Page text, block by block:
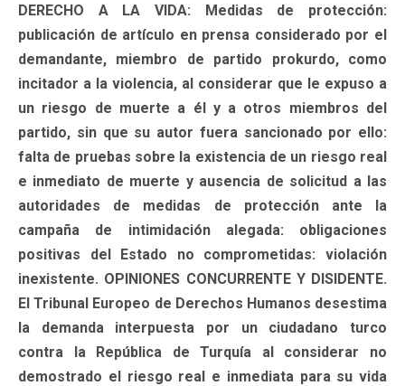
DERECHO A LA VIDA: Medidas de protección:
publicación de artículo en prensa considerado por el
demandante, miembro de partido prokurdo, como
incitador a la violencia, al considerar que le expuso a
un riesgo de muerte a él y a otros miembros del
partido, sin que su autor fuera sancionado por ello:
falta de pruebas sobre la existencia de un riesgo real
e inmediato de muerte y ausencia de solicitud a las
autoridades de medidas de protección ante la
campaña de intimidación alegada: obligaciones
positivas del Estado no comprometidas: violación
inexistente. OPINIONES CONCURRENTE Y DISIDENTE.
El Tribunal Europeo de Derechos Humanos desestima
la demanda interpuesta por un ciudadano turco
contra la República de Turquía al considerar no
demostrado el riesgo real e inmediata para su vida